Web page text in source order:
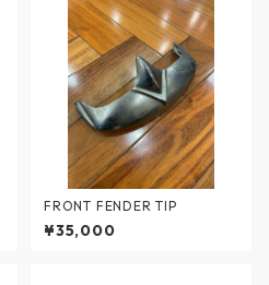
FRONT FENDER TIP
¥35,000